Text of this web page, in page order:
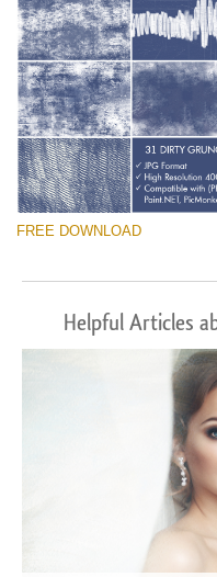
FREE DOWNLOAD
Helpful Articles